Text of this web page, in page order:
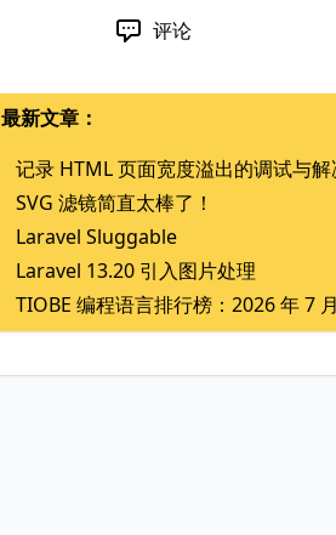
评论
最新文章：
记录 HTML 页面宽度溢出的调试与解
SVG 滤镜简直太棒了！
Laravel Sluggable
Laravel 13.20 引入图片处理
TIOBE 编程语言排行榜：2026 年 7